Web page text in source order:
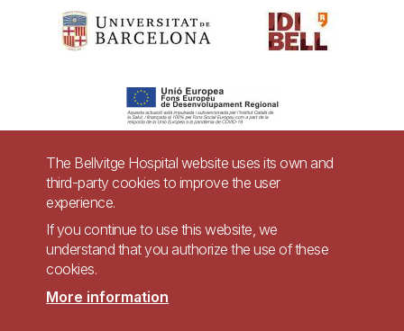
Pie
página
Accessibility Legal warning
The Bellvitge Hospital website uses its own and
third-party cookies to improve the user
experience.
If you continue to use this website, we
understand that you authorize the use of these
cookies.
More information